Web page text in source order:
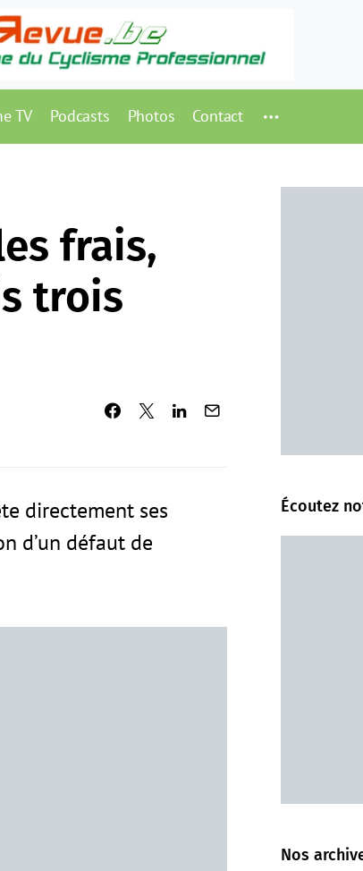
TV Podcasts Photos Contact
frais,
trois
directement ses
d’un défaut de
Écoutez
Nos